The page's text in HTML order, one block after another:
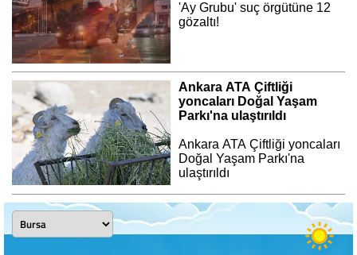
'Ay Grubu' suç örgütüne 12
gözaltı!
Ankara ATA Çiftliği
yoncaları Doğal Yaşam
Parkı'na ulaştırıldı
Ankara ATA Çiftliği yoncaları
Doğal Yaşam Parkı'na
ulaştırıldı